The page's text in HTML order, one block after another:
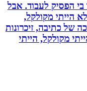
לעבוד. אבל
מקולקל,
זיכרונות
הייתי